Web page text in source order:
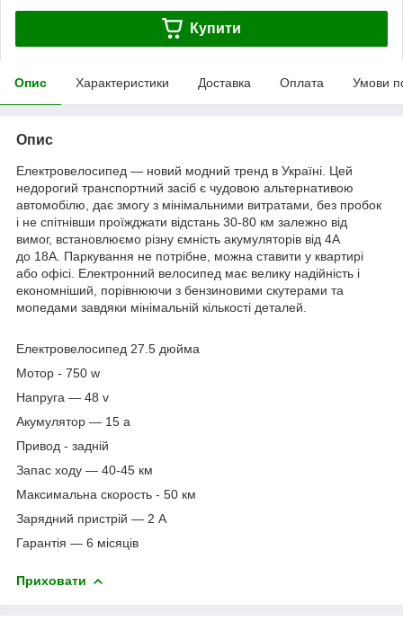
Купити
Опис Характеристики Доставка Оплата Умови
Опис
Електровелосипед — новий модний тренд в Україні. Цей
недорогий транспортний засіб є чудовою альтернативою
автомобілю, дає змогу з мінімальними витратами, без пробок
і не спітнівши проїжджати відстань 30-80 км залежно від
вимог, встановлюємо різну ємність акумуляторів від 4A
до 18А. Паркування не потрібне, можна ставити у квартирі
або офісі. Електронний велосипед має велику надійність і
економніший, порівнюючи з бензиновими скутерами та
мопедами завдяки мінімальній кількості деталей.
Електровелосипед 27.5 дюйма
Мотор - 750 w
Напруга — 48 v
Акумулятор — 15 a
Привод - задній
Запас ходу — 40-45 км
Максимальна скорость - 50 км
Зарядний пристрій — 2 А
Гарантія — 6 місяців
Приховати